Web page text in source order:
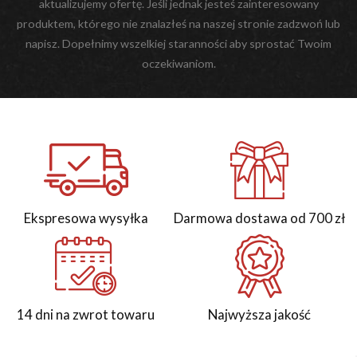
aktualizujemy ofertę. Jeśli jednak jesteś zainteresowany
produktem, którego nie znalazłeś na naszej stronie zadzwoń lub
napisz. Dopełnimy wszelkiej staranności aby sprostać Twoim
oczekiwaniom.
Ekspresowa wysyłka Darmowa dostawa od 700 zł
14 dni na zwrot towaru Najwyższa jakość